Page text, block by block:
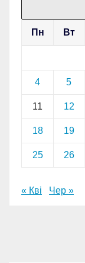
Пн Вт
4 5
11 12
18 19
25 26
« Кві Чер »